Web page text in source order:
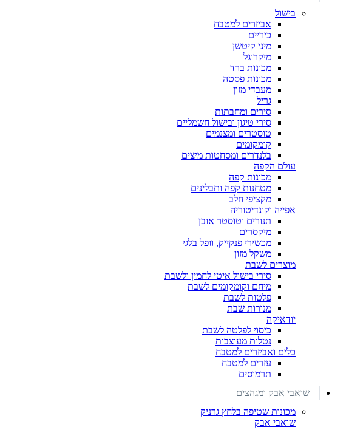
בישול
אביזרים למטבח
כיריים
מיני קיטשן
מיקרוגל
מכונות ברד
מכונות פסטה
מעבדי מזון
גריל
סירים ומחבתות
סירי טיגון ובישול חשמליים
טוסטרים ומצנמים
קומקומים
בלנדרים ומסחטות מיצים
עולם הקפה
מכונות קפה
מטחנות קפה ותבלינים
מקציפי חלב
אפייה וקונדיטוריה
תנורים וטוסטר אובן
מיקסרים
מכשירי פנקייק, וופל בלגי
משקל מזון
מוצרים לשבת
סירי בישול איטי לחמין ולשבת
מיחם וקומקומים לשבת
פלטות לשבת
מנורות שבת
יודאיקה
כיסוי לפלטה לשבת
נטלות מעוצבות
כלים ואביזרים למטבח
עזרים למטבח
תרמוסים
שואבי אבק ומגהצים
מכונות שטיפה בלחץ גרניק
שואבי אבק